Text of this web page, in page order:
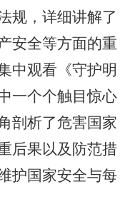
规，详细讲解了
安全等方面的重
中观看《守护明
一个个触目惊心
剖析了危害国家
后果以及防范措
护国家安全与每